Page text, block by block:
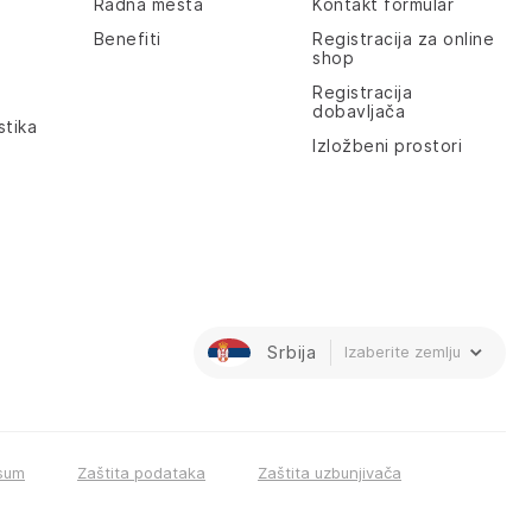
Benefiti
Registracija za online
shop
Registracija
dobavljača
Izložbeni prostori
Srbija Izaberite zemlju
Zaštita podataka
Zaštita uzbunjivača